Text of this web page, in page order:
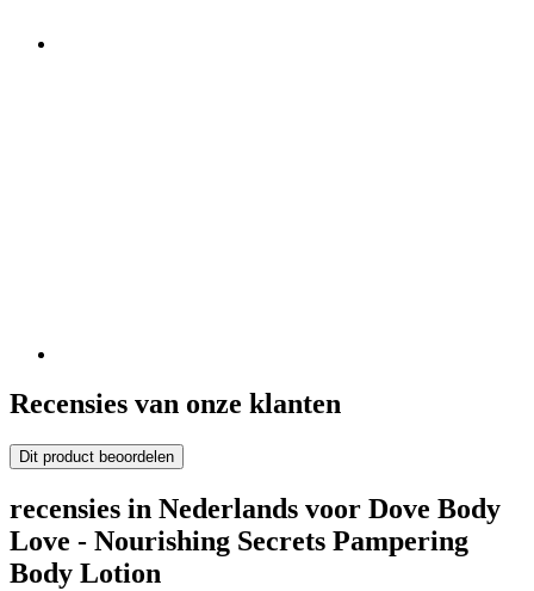
Recensies van onze klanten
Dit product beoordelen
recensies in Nederlands voor Dove Body
Love - Nourishing Secrets Pampering
Body Lotion